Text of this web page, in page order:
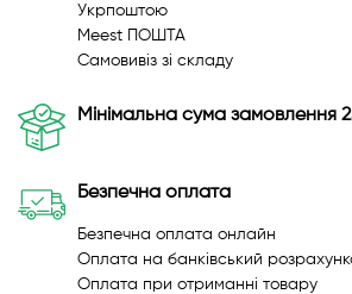
Укрпоштою
Meest ПОШТА
Самовивіз зі складу
Мінімальна сума замовлення
Безпечна оплата
Безпечна оплата онлайн
Оплата на банківський
Оплата при отриманні товару